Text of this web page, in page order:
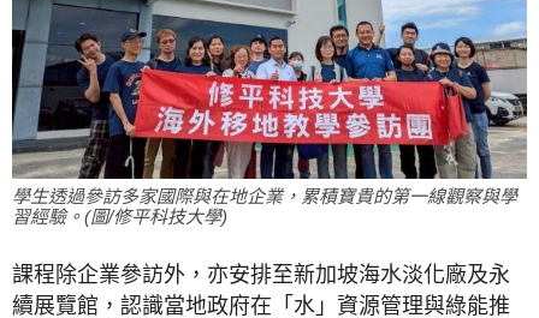
學生透過參訪多家國際與在地企業，累積寶貴的第一線觀察與學
習經驗。(圖/修平科技大學)
課程除企業參訪外，亦安排至新加坡海水淡化廠及永
續展覽館，認識當地政府在「水」資源管理與綠能推